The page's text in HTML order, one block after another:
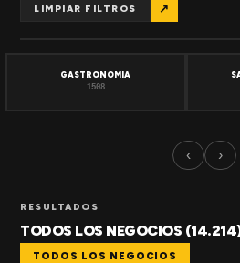
LIMPIAR FILTROS ↗
GASTRONOMIA
1508
‹ ›
RESULTADOS
TODOS LOS NEGOCIOS
TODOS LOS NEGOCIOS